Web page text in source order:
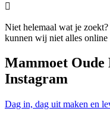

Niet helemaal wat je
kunnen wij niet alles online
Mammoet Oude
Instagram
Dag in, dag uit maken en